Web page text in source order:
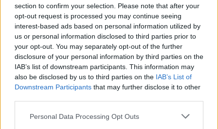
section to confirm your selection. Please note that after your
opt-out request is processed you may continue seeing
interest-based ads based on personal information utilized by
us or personal information disclosed to third parties prior to
your opt-out. You may separately opt-out of the further
disclosure of your personal information by third parties on the
IAB’s list of downstream participants. This information may
also be disclosed by us to third parties on the IAB’s List of
Downstream Participants that may further disclose it to other
Please note that this website/app uses one or more Google
Personal Data Processing Opt Outs
A Magyar Dráma Napjára, azaz szeptember 21-ére
elkészítik az elõadómûvészeti törvény tervezetét, így
a parlament már októberben tárgyalhatja a színházi
törvényként ismert koncepciót - mondta
újságíróknak az Oktatási és Kulturális Minisztérium
szakállamtitkára szerdán Budapesten.